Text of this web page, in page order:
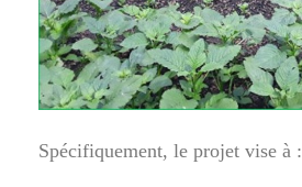
Spécifiquement, le projet vise à :